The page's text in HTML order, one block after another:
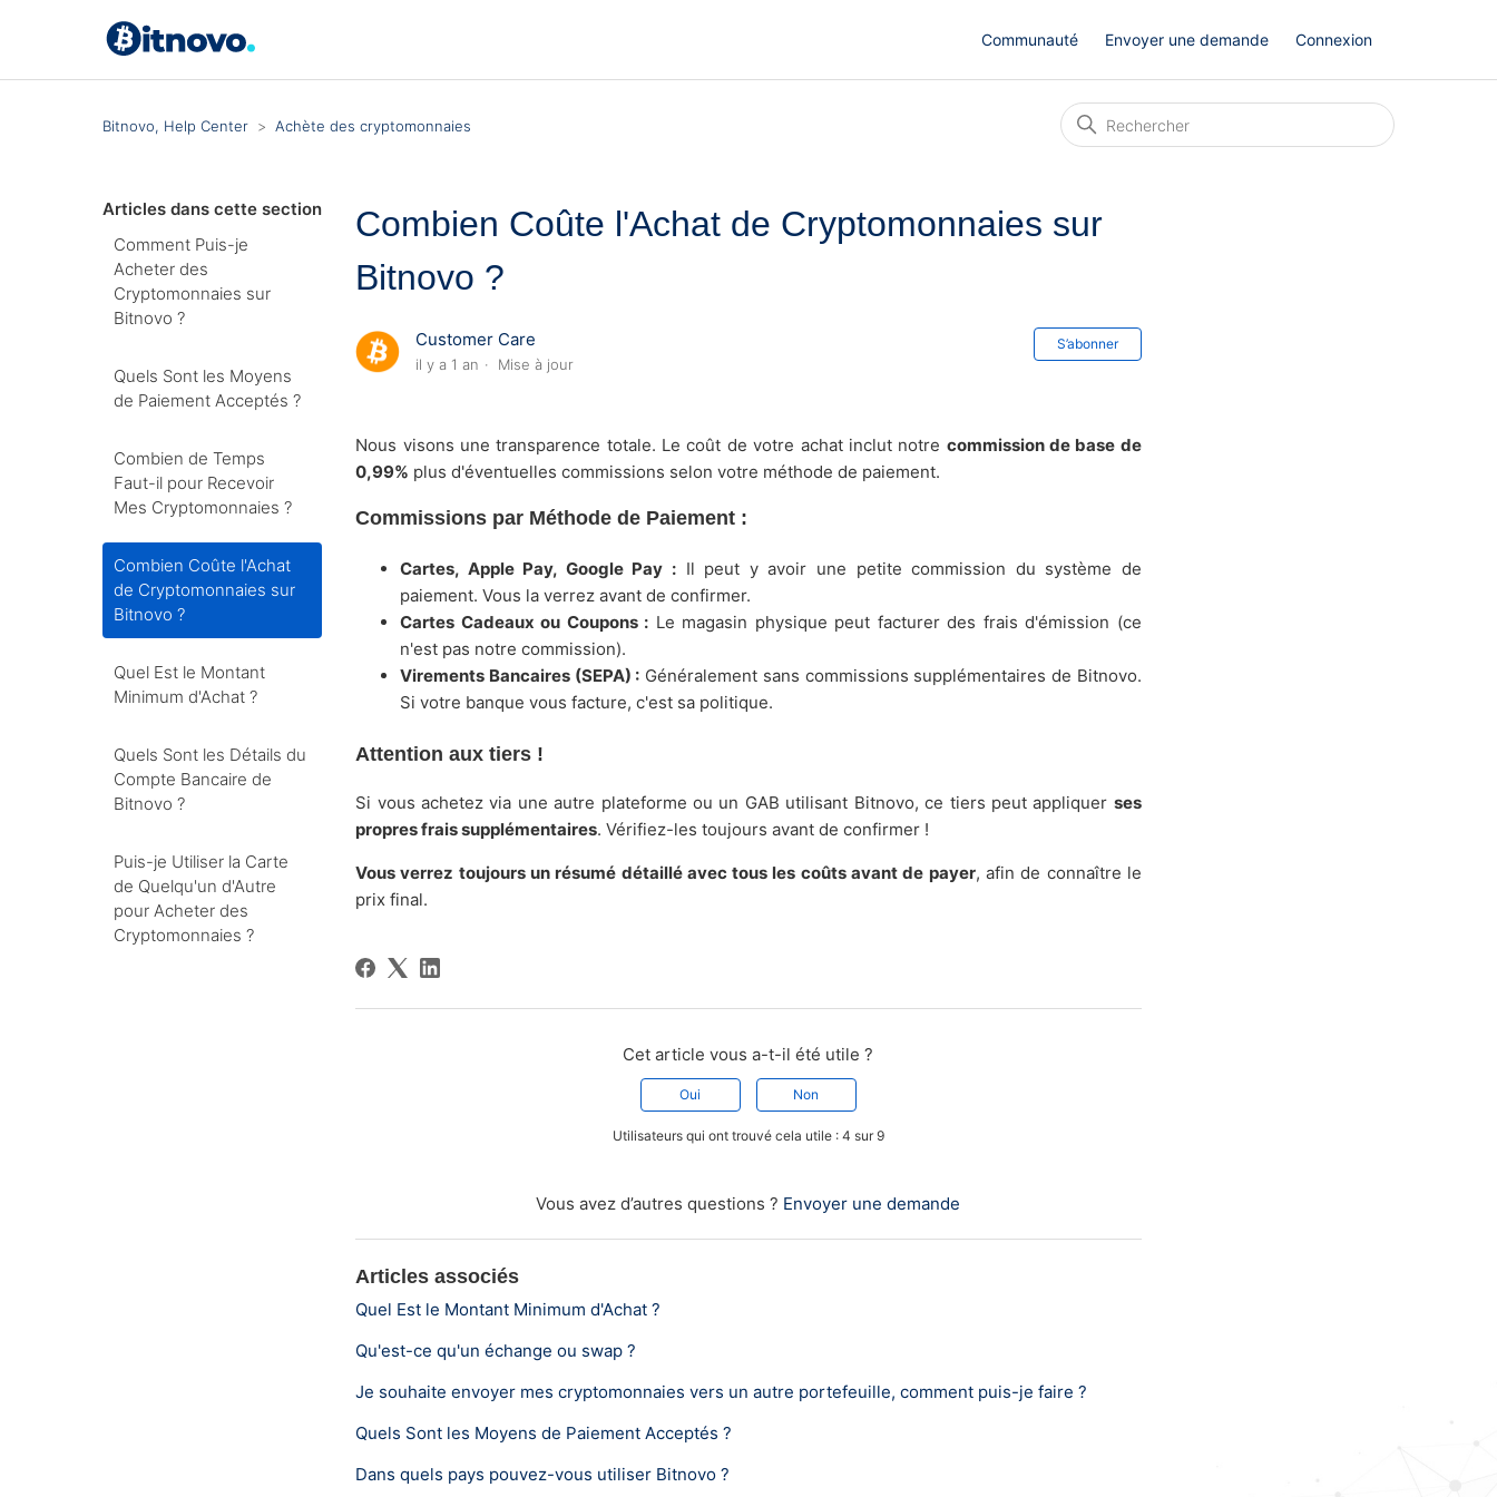
Communauté Envoyer une demande Connexion
Bitnovo, Help Center Achète des cryptomonnaies
Articles dans cette section
Comment Puis-je
Acheter des
Cryptomonnaies sur
Bitnovo ?
Quels Sont les Moyens
de Paiement Acceptés ?
Combien de Temps
Faut-il pour Recevoir
Mes Cryptomonnaies ?
Combien Coûte l'Achat
de Cryptomonnaies sur
Bitnovo ?
Quel Est le Montant
Minimum d'Achat ?
Quels Sont les Détails du
Compte Bancaire de
Bitnovo ?
Puis-je Utiliser la Carte
de Quelqu'un d'Autre
pour Acheter des
Cryptomonnaies ?
Combien Coûte l'Achat de Cryptomonnaies sur
Bitnovo ?
Customer Care
il y a 1 an Mise à jour
S’abonner
Nous visons une transparence totale. Le coût de votre achat inclut notre commission de base de
0,99% plus d'éventuelles commissions selon votre méthode de paiement.
Commissions par Méthode de Paiement :
Cartes, Apple Pay, Google Pay : Il peut y avoir une petite commission du système de
paiement. Vous la verrez avant de confirmer.
Cartes Cadeaux ou Coupons : Le magasin physique peut facturer des frais d'émission (ce
n'est pas notre commission).
Virements Bancaires (SEPA) : Généralement sans commissions supplémentaires de Bitnovo.
Si votre banque vous facture, c'est sa politique.
Attention aux tiers !
Si vous achetez via une autre plateforme ou un GAB utilisant Bitnovo, ce tiers peut appliquer ses
propres frais supplémentaires. Vérifiez-les toujours avant de confirmer !
Vous verrez toujours un résumé détaillé avec tous les coûts avant de payer, afin de connaître le
prix final.
Cet article vous a-t-il été utile ?
Oui Non
Utilisateurs qui ont trouvé cela utile : 4 sur 9
Vous avez d’autres questions ? Envoyer une demande
Articles associés
Quel Est le Montant Minimum d'Achat ?
Qu'est-ce qu'un échange ou swap ?
Je souhaite envoyer mes cryptomonnaies vers un autre portefeuille, comment puis-je faire ?
Quels Sont les Moyens de Paiement Acceptés ?
Dans quels pays pouvez-vous utiliser Bitnovo ?